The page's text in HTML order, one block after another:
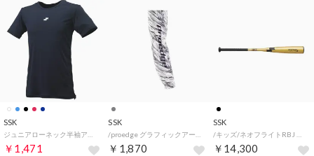
SSK
￥1,471
SSK
￥1,870
SSK
￥14,300